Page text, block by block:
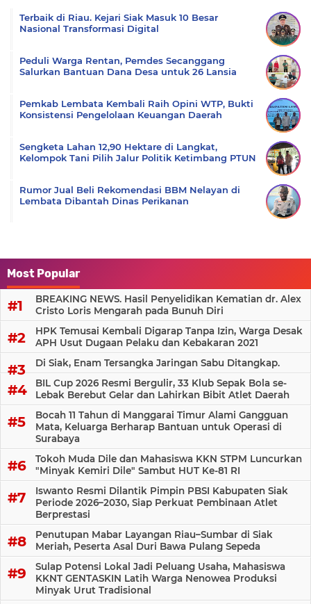
Terbaik di Riau. Kejari Siak Masuk 10 Besar
Nasional Transformasi Digital
Peduli Warga Rentan, Pemdes Secanggang
Salurkan Bantuan Dana Desa untuk 26 Lansia
Pemkab Lembata Kembali Raih Opini WTP, Bukti
Konsistensi Pengelolaan Keuangan Daerah
Sengketa Lahan 12,90 Hektare di Langkat,
Kelompok Tani Pilih Jalur Politik Ketimbang PTUN
Rumor Jual Beli Rekomendasi BBM Nelayan di
Lembata Dibantah Dinas Perikanan
Most Popular
BREAKING NEWS. Hasil Penyelidikan Kematian dr. Alex
Cristo Loris Mengarah pada Bunuh Diri
HPK Temusai Kembali Digarap Tanpa Izin, Warga Desak
APH Usut Dugaan Pelaku dan Kebakaran 2021
Di Siak, Enam Tersangka Jaringan Sabu Ditangkap.
BIL Cup 2026 Resmi Bergulir, 33 Klub Sepak Bola se-
Lebak Berebut Gelar dan Lahirkan Bibit Atlet Daerah
Bocah 11 Tahun di Manggarai Timur Alami Gangguan
Mata, Keluarga Berharap Bantuan untuk Operasi di
Surabaya
Tokoh Muda Dile dan Mahasiswa KKN STPM Luncurkan
"Minyak Kemiri Dile" Sambut HUT Ke-81 RI
Iswanto Resmi Dilantik Pimpin PBSI Kabupaten Siak
Periode 2026–2030, Siap Perkuat Pembinaan Atlet
Berprestasi
Penutupan Mabar Layangan Riau–Sumbar di Siak
Meriah, Peserta Asal Duri Bawa Pulang Sepeda
Sulap Potensi Lokal Jadi Peluang Usaha, Mahasiswa
KKNT GENTASKIN Latih Warga Nenowea Produksi
Minyak Urut Tradisional